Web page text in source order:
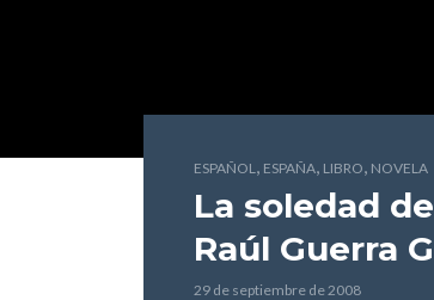
ESPAÑOL, ESPAÑA, LIBRO, NOVELA
La soledad
Raúl Guerra
29 de septiembre de 2008